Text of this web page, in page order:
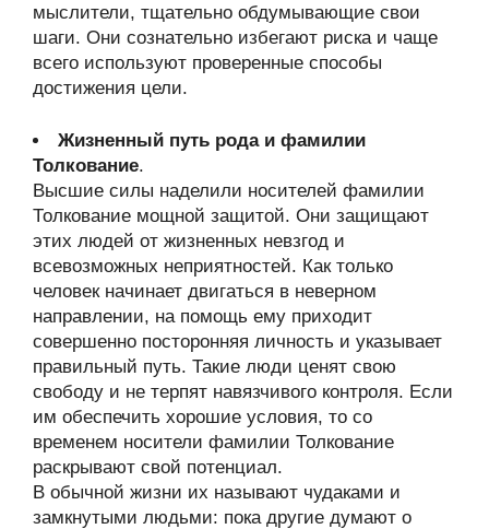
мыслители, тщательно обдумывающие свои
шаги. Они сознательно избегают риска и чаще
всего используют проверенные способы
достижения цели.
Жизненный путь рода и фамилии
Толкование.
Высшие силы наделили носителей фамилии
Толкование мощной защитой. Они защищают
этих людей от жизненных невзгод и
всевозможных неприятностей. Как только
человек начинает двигаться в неверном
направлении, на помощь ему приходит
совершенно посторонняя личность и указывает
правильный путь. Такие люди ценят свою
свободу и не терпят навязчивого контроля. Если
им обеспечить хорошие условия, то со
временем носители фамилии Толкование
раскрывают свой потенциал.
В обычной жизни их называют чудаками и
замкнутыми людьми: пока другие думают о